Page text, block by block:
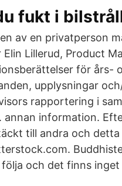
fukt i
av en privatperson
Lillerud, Product
för års-
upplysningar
rapportering i
annan information.
till andra och
och det finns